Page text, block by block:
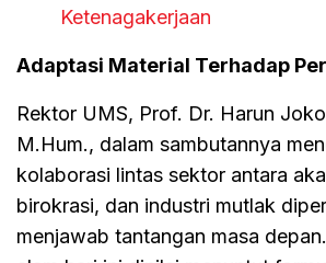
Ketenagakerjaan
Adaptasi Material Terhadap
Rektor UMS, Prof. Dr. Harun
M.Hum., dalam sambutannya
kolaborasi lintas sektor antara
birokrasi, dan industri mutlak
menjawab tantangan masa